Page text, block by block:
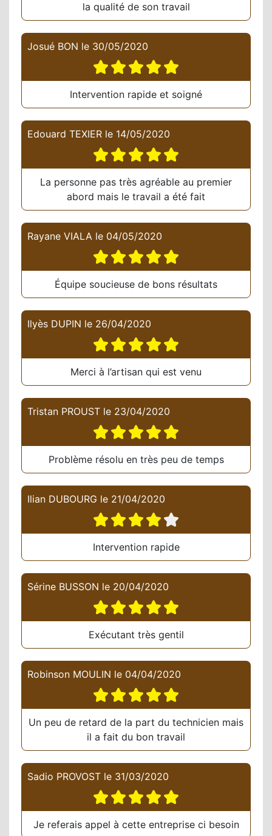
la qualité de son travail
Josué BON le 30/05/2020
Intervention rapide et soigné
Edouard TEXIER le 14/05/2020
La personne pas très agréable au premier
abord mais le travail a été fait
Rayane VIALA le 04/05/2020
Équipe soucieuse de bons résultats
Ilyès DUPIN le 26/04/2020
Merci à l’artisan qui est venu
Tristan PROUST le 23/04/2020
Problème résolu en très peu de temps
Ilian DUBOURG le 21/04/2020
Intervention rapide
Sérine BUSSON le 20/04/2020
Exécutant très gentil
Robinson MOULIN le 04/04/2020
Un peu de retard de la part du technicien mais
il a fait du bon travail
Sadio PROVOST le 31/03/2020
Je referais appel à cette entreprise ci besoin